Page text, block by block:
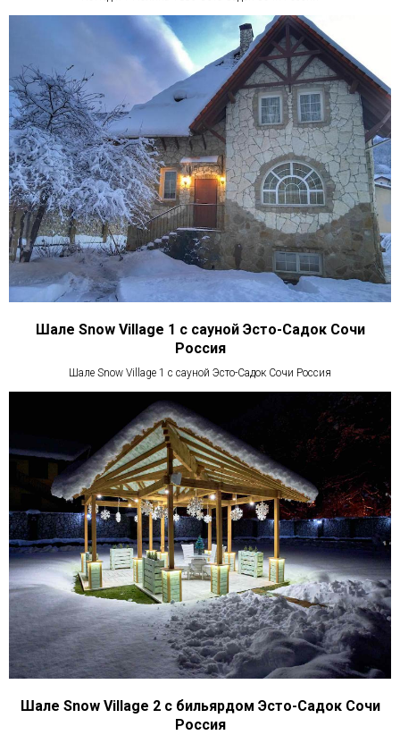
Шале Snow Village 1 с сауной Эсто-Садок Сочи
Россия
Шале Snow Village 1 с сауной Эсто-Садок Сочи Россия
Шале Snow Village 2 с бильярдом Эсто-Садок Сочи
Россия